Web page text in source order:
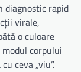
diagnostic rapid
virale,
o culoare
corpului
ceva „viu”.